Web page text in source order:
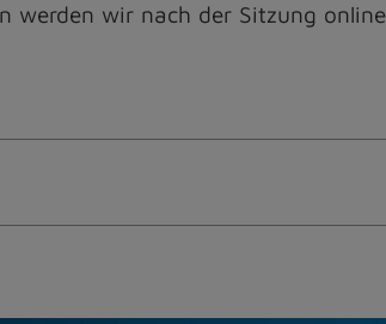
werden wir nach der Sitzung